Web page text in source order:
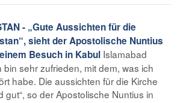
- „Gute Aussichten für die
sieht der Apostolische Nuntius
Besuch in Kabul Islamabad
bin sehr zufrieden, mit dem, was ich
habe. Die aussichten für die Kirche
gut“, so der Apostolische Nuntius in